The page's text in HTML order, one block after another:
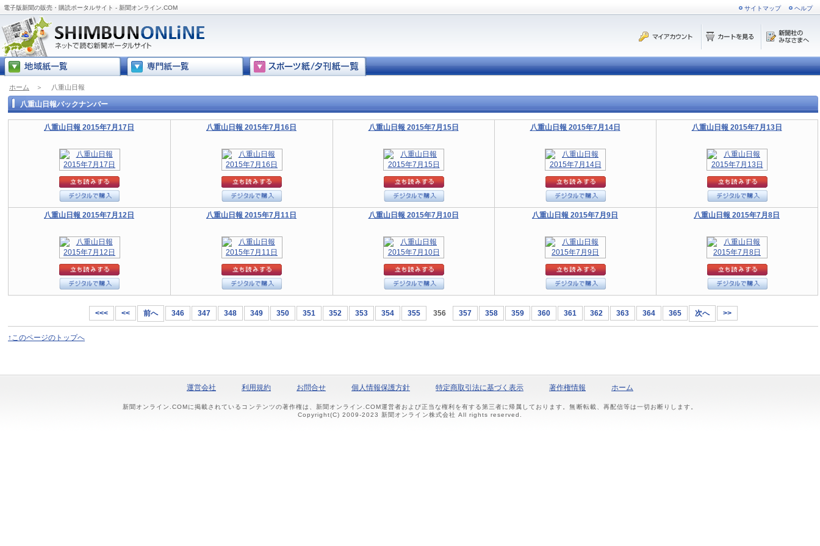
電子版新聞の販売・購読ポータルサイト - 新聞オンライン.COM サイトマップ ヘルプ
ホーム ＞ 八重山日報
八重山日報バックナンバー
八重山日報 2015年7月17日 八重山日報 2015年7月16日 八重山日報 2015年7月15日 八重山日報 2015年7月14日 八重山日報 2015年7月13日
八重山日報 2015年7月12日 八重山日報 2015年7月11日 八重山日報 2015年7月10日 八重山日報 2015年7月9日 八重山日報 2015年7月8日
<<< << 前へ 346 347 348 349 350 351 352 353 354 355 356 357 358 359 360 361 362 363 364 365 次へ >>
↑このページのトップへ
運営会社 利用規約 お問合せ 個人情報保護方針 特定商取引法に基づく表示 著作権情報 ホーム
新聞オンライン.COMに掲載されているコンテンツの著作権は、新聞オンライン.COM運営者および正当な権利を有する第三者に帰属しております。無断転載、再配信等は一切お断りします。
Copyright(C) 2009-2023 新聞オンライン株式会社 All rights reserved.